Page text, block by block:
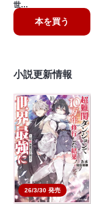
世…
本を買う
小説更新情報
26/3/30 発売